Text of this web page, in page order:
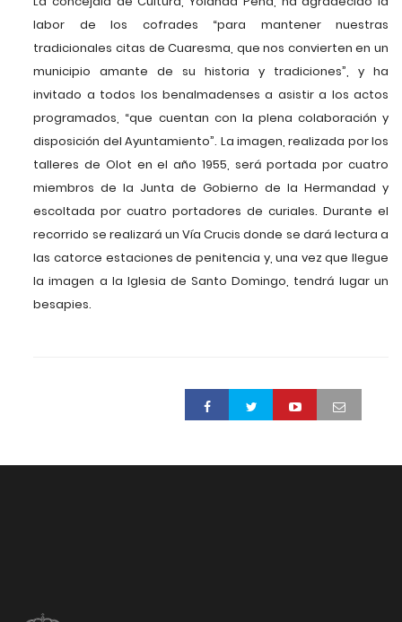
labor de los cofrades “para mantener nuestras
tradicionales citas de Cuaresma, que nos convierten en un
municipio amante de su historia y tradiciones”, y ha
invitado a todos los benalmadenses a asistir a los actos
programados, “que cuentan con la plena colaboración y
disposición del Ayuntamiento”. La imagen, realizada por los
talleres de Olot en el año 1955, será portada por cuatro
miembros de la Junta de Gobierno de la Hermandad y
escoltada por cuatro portadores de curiales. Durante el
recorrido se realizará un Vía Crucis donde se dará lectura a
las catorce estaciones de penitencia y, una vez que llegue
la imagen a la Iglesia de Santo Domingo, tendrá lugar un
besapies.